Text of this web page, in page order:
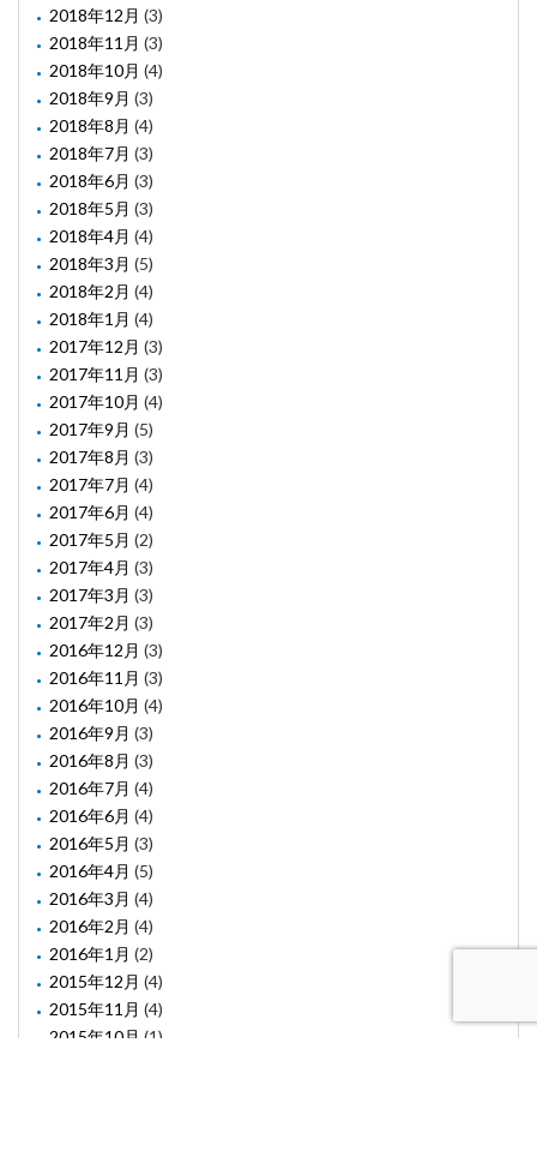
2018年12月 (3)
2018年11月 (3)
2018年10月 (4)
2018年9月 (3)
2018年8月 (4)
2018年7月 (3)
2018年6月 (3)
2018年5月 (3)
2018年4月 (4)
2018年3月 (5)
2018年2月 (4)
2018年1月 (4)
2017年12月 (3)
2017年11月 (3)
2017年10月 (4)
2017年9月 (5)
2017年8月 (3)
2017年7月 (4)
2017年6月 (4)
2017年5月 (2)
2017年4月 (3)
2017年3月 (3)
2017年2月 (3)
2016年12月 (3)
2016年11月 (3)
2016年10月 (4)
2016年9月 (3)
2016年8月 (3)
2016年7月 (4)
2016年6月 (4)
2016年5月 (3)
2016年4月 (5)
2016年3月 (4)
2016年2月 (4)
2016年1月 (2)
2015年12月 (4)
2015年11月 (4)
2015年10月 (1)